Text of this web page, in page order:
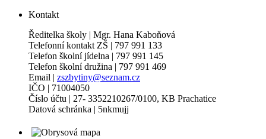
Kontakt
Ředitelka školy | Mgr. Hana Kaboňová
Telefonní kontakt ZŠ | 797 991 133
Telefon školní jídelna | 797 991 145
Telefon školní družina | 797 991 469
Email | zszbytiny@seznam.cz
IČO | 71004050
Číslo účtu | 27- 3352210267/0100, KB Prachatice
Datová schránka | 5nkmujj